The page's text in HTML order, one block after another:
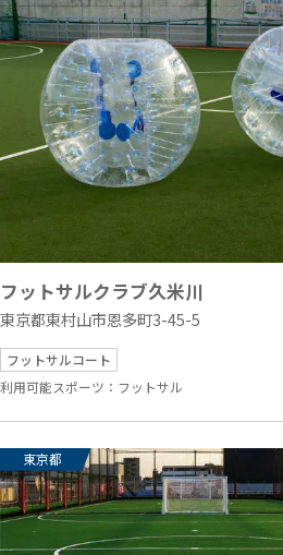
フットサルクラブ久米川
東京都東村山市恩多町3-45-5
フットサルコート
利用可能スポーツ： フットサル
東京都